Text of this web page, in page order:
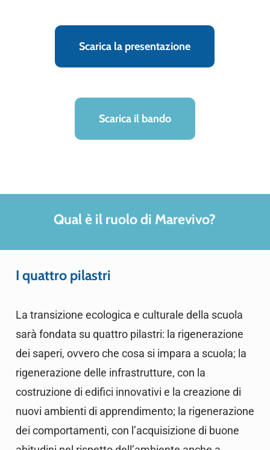
Scarica la presentazione
Scarica il bando
Qual è il ruolo di Marevivo?
I quattro pilastri
La transizione ecologica e culturale della scuola
sarà fondata su quattro pilastri: la rigenerazione
dei saperi, ovvero che cosa si impara a scuola; la
rigenerazione delle infrastrutture, con la
costruzione di edifici innovativi e la creazione di
nuovi ambienti di apprendimento; la rigenerazione
dei comportamenti, con l’acquisizione di buone